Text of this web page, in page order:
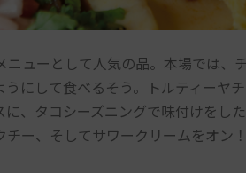
ューとして人気の品。本場では、
にして食べるそう。トルティーヤ
、タコシーズニングで味付けをし
ー、そしてサワークリームをオン